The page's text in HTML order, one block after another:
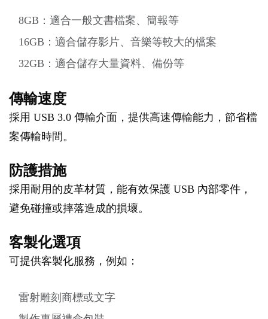
8GB：適合一般文書檔案、簡報等
16GB：適合儲存影片、音樂等較大的檔案
32GB：適合儲存大量資料、備份等
傳輸速度
採用 USB 3.0 傳輸介面，提供高速傳輸能力，節省檔
案傳輸時間。
防護措施
採用耐用的皮革材質，能有效保護 USB 內部零件，
避免碰撞或摔落造成的損壞。
客製化選項
可提供客製化服務，例如：
雷射雕刻商標或文字